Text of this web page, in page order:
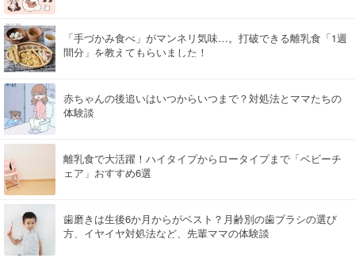
「手づかみ食べ」がマンネリ気味…。打破できる離乳食「1週
間分」を教えてもらいました！
赤ちゃんの後追いはいつからいつまで？対処法とママたちの
体験談
離乳食で大活躍！ハイタイプからロータイプまで「ベビーチ
ェア」おすすめ6選
歯磨きは生後6か月からがベスト？月齢別の歯ブラシの選び
方、イヤイヤ対処法など、先輩ママの体験談